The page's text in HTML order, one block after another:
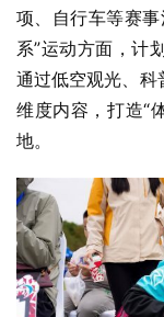
项、自行车等赛
系”运动方面，计
通过低空观光、科
维度内容，打造“
地。